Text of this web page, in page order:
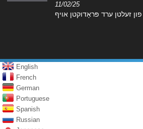
11/02/25
English
French
German
Portuguese
Spanish
Russian